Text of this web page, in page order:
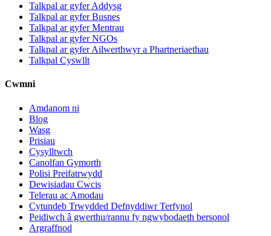
Talkpal ar gyfer Addysg
Talkpal ar gyfer Busnes
Talkpal ar gyfer Mentrau
Talkpal ar gyfer NGOs
Talkpal ar gyfer Ailwerthwyr a Phartneriaethau
Talkpal Cyswllt
Cwmni
Amdanom ni
Blog
Wasg
Prisiau
Cysylltwch
Canolfan Gymorth
Polisi Preifatrwydd
Dewisiadau Cwcis
Telerau ac Amodau
Cytundeb Trwydded Defnyddiwr Terfynol
Peidiwch â gwerthu/rannu fy ngwybodaeth bersonol
Argraffnod